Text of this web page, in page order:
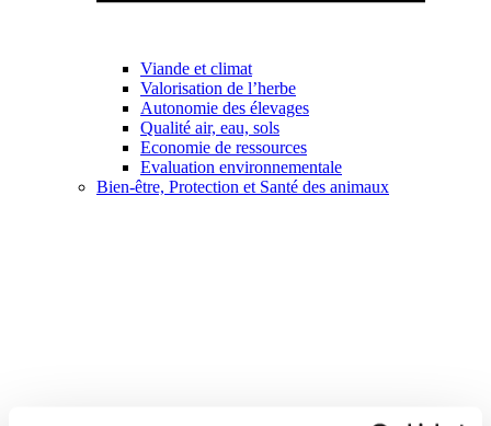
Viande et climat
Valorisation de l’herbe
Autonomie des élevages
Qualité air, eau, sols
Economie de ressources
Evaluation environnementale
Bien-être, Protection et Santé des animaux